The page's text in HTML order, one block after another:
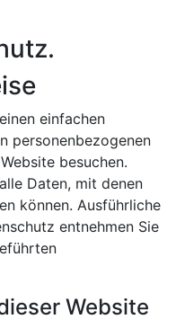
einfachen
personenbezogenen
besuchen.
Daten, mit denen
können. Ausführliche
entnehmen Sie
Website